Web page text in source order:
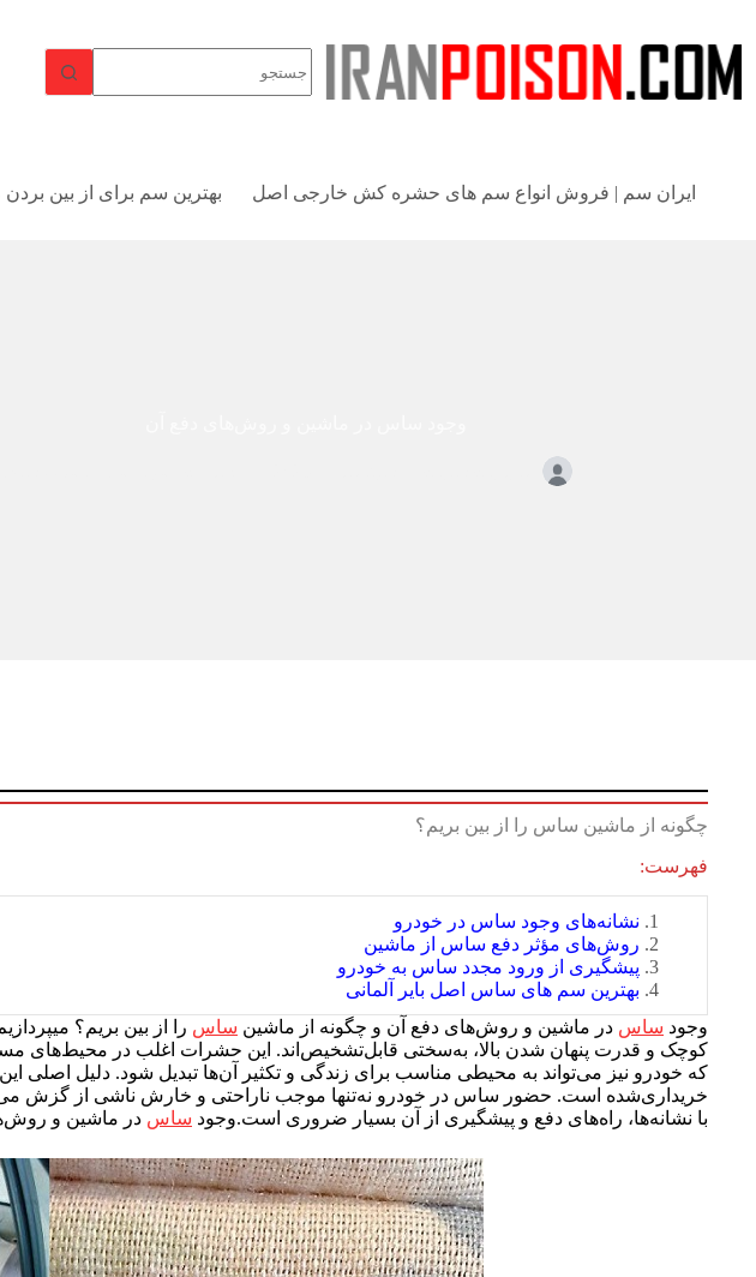
ایران سم | فروش انواع سم های حشره کش خارجی اصل بهترین سم برای از بین
چگونه از ماشین ساس را از بین بریم؟
فهرست:
نشانه‌های وجود ساس در خودرو
روش‌های مؤثر دفع ساس از ماشین
پیشگیری از ورود مجدد ساس به خودرو
بهترین سم های ساس اصل بایر آلمانی
وجود ساس در ماشین و روش‌های دفع آن و چگونه از ماشین ساس
کوچک و قدرت پنهان شدن بالا، به‌سختی قابل‌تشخیص‌اند. این حشرات اغلب در محیط‌های
که خودرو نیز می‌تواند به محیطی مناسب برای زندگی و تکثیر آن‌ها تبدیل شود. دلیل اصلی
خریداری‌شده است. حضور ساس در خودرو نه‌تنها موجب ناراحتی و خارش ناشی از گزش
با نشانه‌ها، راه‌های دفع و پیشگیری از آن بسیار ضروری است.وجود ساس در ماشین و